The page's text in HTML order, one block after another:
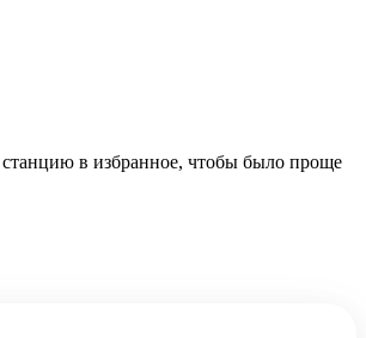
в избранное, чтобы было проще